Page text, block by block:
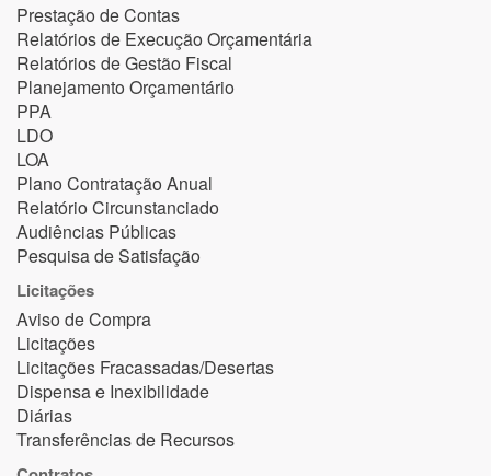
Prestação de Contas
Relatórios de Execução Orçamentária
Relatórios de Gestão Fiscal
Planejamento Orçamentário
PPA
LDO
LOA
Plano Contratação Anual
Relatório Circunstanciado
Audiências Públicas
Pesquisa de Satisfação
Licitações
Aviso de Compra
Licitações
Licitações Fracassadas/Desertas
Dispensa e Inexibilidade
Diárias
Transferências de Recursos